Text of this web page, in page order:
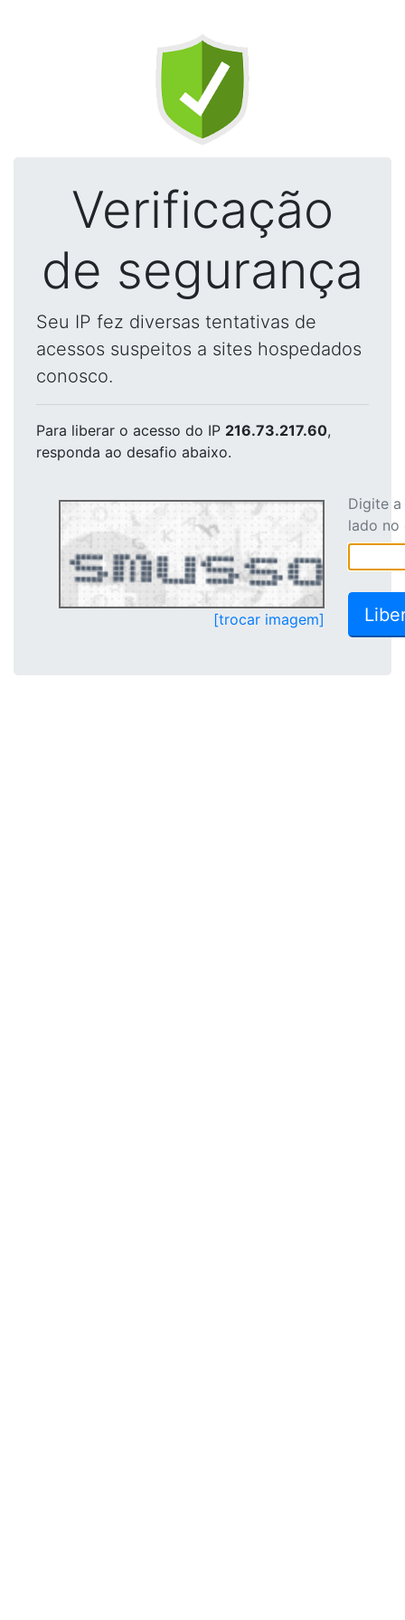
Verificação
de segurança
Seu IP fez diversas tentativas de
acessos suspeitos a sites hospedados
conosco.
Para liberar o acesso do IP 216.73.217.60,
responda ao desafio abaixo.
[trocar imagem]
Digite
lado no